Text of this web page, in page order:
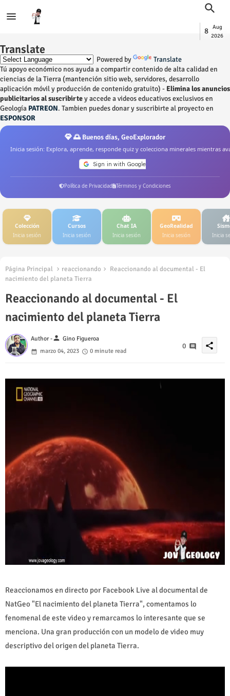
8
Aug
2026
Translate
Powered by
Translate
Tú apoyo económico nos ayuda a compartir contenido de alta calidad en
ciencias de la Tierra (mantención sitio web, servidores, desarrollo
aplicación móvil y producción de contenido gratuito) - Elimina los anuncios
publicitarios al suscribirtey accede a videos educativos exclusivos en
Geología PATREON. Tambien puedes donar y suscribirte al proyecto en
ESPONSOR
🌅 Buenos días, GeoExplorador
Inicia sesión: Explora, aprende, responde quiz y colecciona minerales mientras
Política de Privacidad Términos y Condiciones
Colección
Inicia sesión
Cursos
Inicia sesión
Chat IA
Inicia sesión
GeoRealidad
Inicia sesión Inicia
Página Principal reaccionando
Reaccionando al documental - El
nacimiento del planeta Tierra
Reaccionando al documental - El
nacimiento del planeta Tierra
Author -person Gino Figueroa
marzo 04, 2023
0 minute read
0 share
Reaccionamos en directo por Facebook Live al documental de
NatGeo "El nacimiento del planeta Tierra", comentamos lo
fenomenal de este video y remarcamos lo interesante que se
menciona. Una gran producción con un modelo de video muy
descriptivo del origen del planeta Tierra.